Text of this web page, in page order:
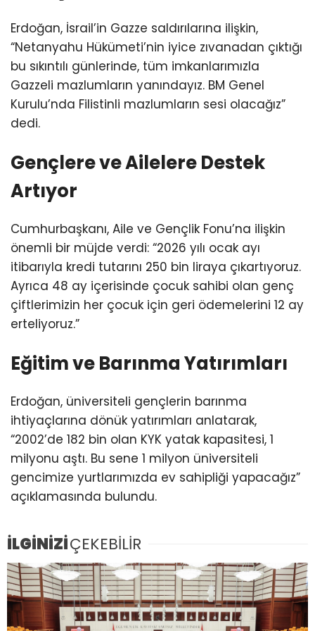
Erdoğan, İsrail’in Gazze saldırılarına ilişkin,
“Netanyahu Hükümeti’nin iyice zıvanadan çıktığı
bu sıkıntılı günlerinde, tüm imkanlarımızla
Gazzeli mazlumların yanındayız. BM Genel
Kurulu’nda Filistinli mazlumların sesi olacağız”
dedi.
Gençlere ve Ailelere Destek
Artıyor
Cumhurbaşkanı, Aile ve Gençlik Fonu’na ilişkin
önemli bir müjde verdi: “2026 yılı ocak ayı
itibarıyla kredi tutarını 250 bin liraya çıkartıyoruz.
Ayrıca 48 ay içerisinde çocuk sahibi olan genç
çiftlerimizin her çocuk için geri ödemelerini 12 ay
erteliyoruz.”
Eğitim ve Barınma Yatırımları
Erdoğan, üniversiteli gençlerin barınma
ihtiyaçlarına dönük yatırımları anlatarak,
“2002’de 182 bin olan KYK yatak kapasitesi, 1
milyonu aştı. Bu sene 1 milyon üniversiteli
gencimize yurtlarımızda ev sahipliği yapacağız”
açıklamasında bulundu.
İLGİNİZİÇEKEBİLİR